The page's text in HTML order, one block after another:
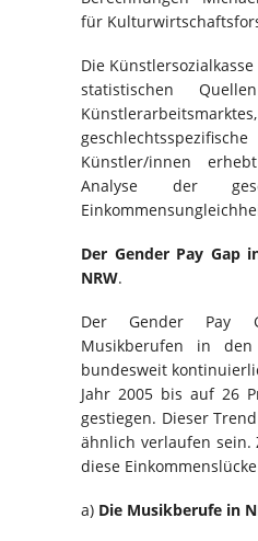
für
Die
statistischen
Künstler/innen
Analyse der
Der Gender Pay Gap
NRW.
Der Gender
Musikberufen in
bundesweit
Jahr 2005 bis auf 26
gestiegen. Dieser
ähnlich verlaufen sein.
diese
a) Die Musikberufe in